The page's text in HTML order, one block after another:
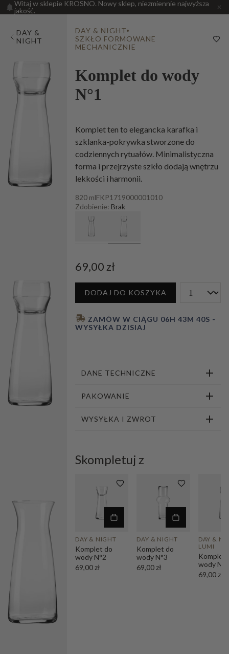
Witaj w sklepie KROSNO. Nowy sklep, niezmiennie najwyższa
jakość.
DAY &
NIGHT
DAY & NIGHT
SZKŁO FORMOWANE
MECHANICZNIE
Komplet do wody
N°1
Komplet ten to elegancka karafka i
szklanka-pokrywka stworzone do
codziennych rytuałów. Minimalistyczna
forma i przejrzyste szkło dodają wnętrzu
lekkości i harmonii.
820 mlFKP1719000001010
Zdobienie: Brak
69,00 zł
DODAJ DO KOSZYKA
DANE TECHNICZNE
PAKOWANIE
WYSYŁKA I ZWROT
Skompletuj z
DAY & NIGHT
Komplet do
wody N°2
69,00 zł
DAY & NIGHT
Komplet do
wody N°3
69,00 zł
DAY &
LUMI
Komplet
wody N°1
69,00 zł
ZAMÓW W CIĄGU 06H 43M 39S -
WYSYŁKA DZISIAJ